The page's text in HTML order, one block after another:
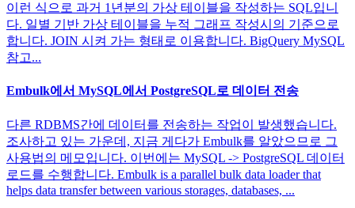
이런 식으로 과거 1년분의 가상 테이블을 작성하는 SQL입니
다. 일별 기반 가상 테이블을 누적 그래프 작성시의 기준으로
합니다. JOIN 시켜 가는 형태로 이용합니다. BigQuery MySQL
참고...
Embulk에서 MySQL에서 PostgreSQL로 데이터 전송
다른 RDBMS간에 데이터를 전송하는 작업이 발생했습니다.
조사하고 있는 가운데, 지금 게다가 Embulk를 알았으므로 그
사용법의 메모입니다. 이번에는 MySQL -> PostgreSQL 데이터
로드를 수행합니다. Embulk is a parallel bulk data loader that
helps data transfer between various storages, databases, ...